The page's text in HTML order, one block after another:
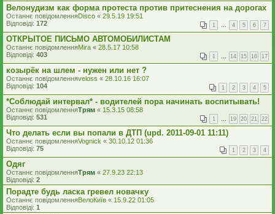
Велонудизм как форма протеста против притеснения на дорогах
Останнє повідомленняDisco « 29.5.19 19:51
Відповіді: 172 1 … 4 5 6 7
ОТКРЫТОЕ ПИСЬМО АВТОМОБИЛИСТАМ
Останнє повідомленняMira « 28.5.17 10:58
Відповіді: 403 1 … 14 15 16 17
козырёк на шлем - нужен или нет ?
Останнє повідомленняveloss « 28.10.16 16:07
Відповіді: 104 1 2 3 4 5
*Соблюдай интервал* - водителей пора начинать воспитывать!
Останнє повідомленняТрям « 15.3.15 08:58
Відповіді: 531 1 … 19 20 21 22
Что делать если вы попали в ДТП (upd. 2011-09-01 11:11)
Останнє повідомленняVognick « 30.10.12 01:36
Відповіді: 75 1 2 3 4
Одяг
Останнє повідомленняТрям « 27.9.23 22:13
Відповіді: 2
Порадте будь ласка гревел новачку
Останнє повідомленняВелоКиїв « 15.9.22 01:05
Відповіді: 1